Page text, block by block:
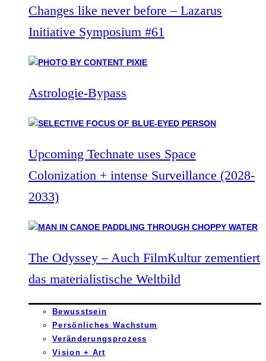
Changes like never before – Lazarus
Initiative Symposium #61
Astrologie-Bypass
Upcoming Technate uses Space
Colonization + intense Surveillance (2028-
2033)
The Odyssey – Auch FilmKultur zementiert
das materialistische Weltbild
Bewusstsein
Persönliches Wachstum
Veränderungsprozess
Vision + Art